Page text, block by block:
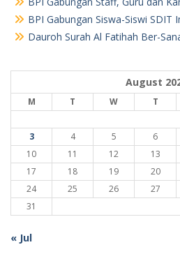
BPI Gabungan Siswa-Siswi SDIT
Dauroh Surah Al Fatihah Ber-
August
M T W T
3
4 5 6
10
11 12 13
17
18 19 20
24
25 26 27
31
« Jul